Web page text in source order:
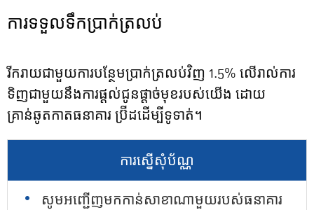
ការទទួលទឹកប្រាក់ត្រលប់
រីករាយជាមួយការបន្ថែមប្រាក់ត្រលប់វិញ 1.5% លើរាល់ការ
ទិញជាមួយនឹងការផ្តល់ជូនផ្តាច់មុខរបស់យើង ដោយ
គ្រាន់ឆូតកាតធនាគារ ប្រ៊ីដដើម្បីទូទាត់។
ការស្នើសុំប័ណ្ណ
សូមអញ្ជើញមកកាន់សាខាណាមួយរបស់ធនាគារ